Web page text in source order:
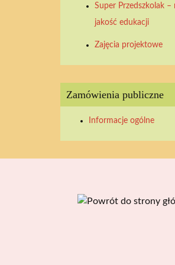
20262026 20262026
Super Przedszkolak –
jakość edukacji
Zajęcia projektowe
Zamówienia publiczne
Informacje ogólne